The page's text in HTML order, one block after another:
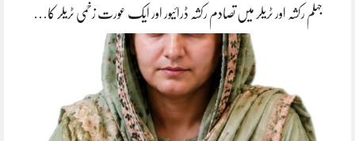
جہلم رکشہ اور ٹریلر میں تصادم رکشہ ڈرائیور اور ایک عورت زخمی ٹریلر کا…